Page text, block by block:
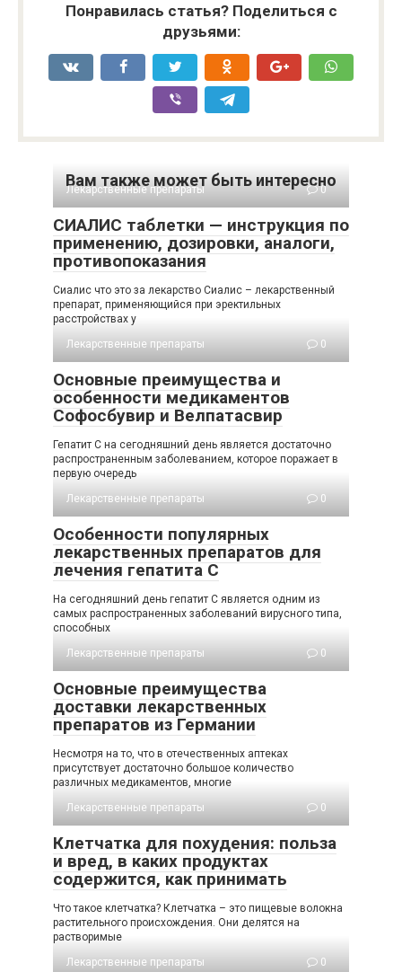
Понравилась статья? Поделиться с
друзьями:
Вам также может быть интересно
Лекарственные препараты 0
СИАЛИС таблетки — инструкция по
применению, дозировки, аналоги,
противопоказания
Сиалис что это за лекарство Сиалис – лекарственный
препарат, применяющийся при эректильных
расстройствах у
Лекарственные препараты
0
Основные преимущества и
особенности медикаментов
Софосбувир и Велпатасвир
Гепатит С на сегодняшний день является достаточно
распространенным заболеванием, которое поражает в
первую очередь
Лекарственные препараты
0
Особенности популярных
лекарственных препаратов для
лечения гепатита С
На сегодняшний день гепатит С является одним из
самых распространенных заболеваний вирусного типа,
способных
Лекарственные препараты
0
Основные преимущества
доставки лекарственных
препаратов из Германии
Несмотря на то, что в отечественных аптеках
присутствует достаточно большое количество
различных медикаментов, многие
Лекарственные препараты
0
Клетчатка для похудения: польза
и вред, в каких продуктах
содержится, как принимать
Что такое клетчатка? Клетчатка – это пищевые волокна
растительного происхождения. Они делятся на
растворимые
Лекарственные препараты
0